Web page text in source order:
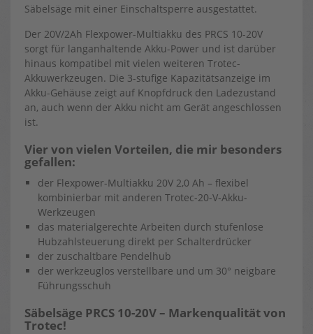
Säbelsäge mit einer Einschaltsperre ausgestattet.
Der 20V/2Ah Flexpower-Multiakku des PRCS 10-20V
sorgt für langanhaltende Akku-Power und ist darüber
hinaus kompatibel mit vielen weiteren Trotec-
Akkuwerkzeugen. Die 3-stufige Kapazitätsanzeige im
Akku-Gehäuse zeigt auf Knopfdruck den Ladezustand
an, auch wenn der Akku nicht am Gerät angeschlossen
ist.
Vier von vielen Vorteilen, die mir besonders
gefallen:
der Flexpower-Multiakku 20V 2,0 Ah – flexibel
kombinierbar mit anderen Trotec-20-V-Akku-
Werkzeugen
das materialgerechte Arbeiten durch stufenlose
Hubzahlsteuerung direkt per Schalterdrücker
der zuschaltbare Pendelhub
der werkzeuglos verstellbare und um 30° neigbare
Führungsschuh
Säbelsäge PRCS 10-20V – Markenqualität von
Trotec!